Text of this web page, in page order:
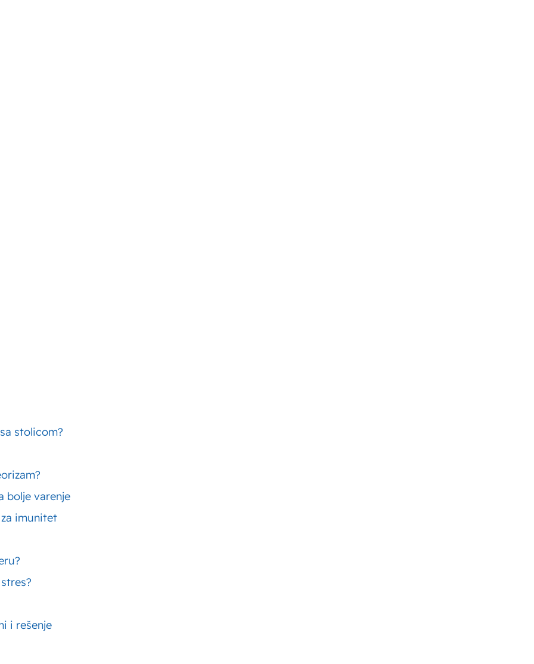
stolicom?
bolje varenje
imunitet
i rešenje
zadovoljiti i najzahtevnije ukuse.
sa modernim dodacima koji će vašu reform
Bez daljeg odugovlačenja,
recept –
pravile naše bake
najpopularnijih torti na našim prostorima već
kako je možete napraviti.